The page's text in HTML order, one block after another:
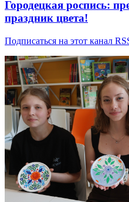
Городецкая роспись:
праздник цвета!
Подписаться на этот канал